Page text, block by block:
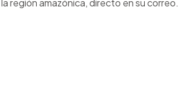
región amazónica, directo en su correo.